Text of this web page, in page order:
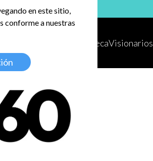
HemerotecaVisionarios
en este sitio,
conforme a nuestras